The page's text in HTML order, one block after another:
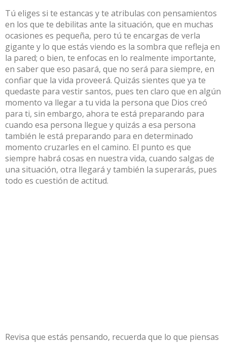
Tú eliges si te estancas y te atribulas con pensamientos
en los que te debilitas ante la situación, que en muchas
ocasiones es pequeña, pero tú te encargas de verla
gigante y lo que estás viendo es la sombra que refleja en
la pared; o bien, te enfocas en lo realmente importante,
en saber que eso pasará, que no será para siempre, en
confiar que la vida proveerá. Quizás sientes que ya te
quedaste para vestir santos, pues ten claro que en algún
momento va llegar a tu vida la persona que Dios creó
para ti, sin embargo, ahora te está preparando para
cuando esa persona llegue y quizás a esa persona
también le está preparando para en determinado
momento cruzarles en el camino. El punto es que
siempre habrá cosas en nuestra vida, cuando salgas de
una situación, otra llegará y también la superarás, pues
todo es cuestión de actitud.
Revisa que estás pensando, recuerda que lo que piensas